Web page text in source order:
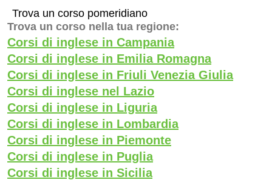
Trova un corso pomeridiano
Trova un corso nella tua regione:
Corsi di inglese in Campania
Corsi di inglese in Emilia Romagna
Corsi di inglese in Friuli Venezia Giulia
Corsi di inglese nel Lazio
Corsi di inglese in Liguria
Corsi di inglese in Lombardia
Corsi di inglese in Piemonte
Corsi di inglese in Puglia
Corsi di inglese in Sicilia